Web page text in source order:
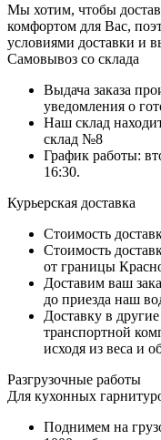
Мы хотим, чтобы
комфортом для Вас,
условиями доставки и
Самовывоз со склада
Выдача заказа
уведомления о
Наш склад
склад №8
График работы:
16:30.
Курьерская доставка
Стоимость
Стоимость
от границы
Доставим ваш
до приезда наш
Доставку в
транспортной
исходя из веса и
Разгрузочные работы
Для кухонных
Поднимем на